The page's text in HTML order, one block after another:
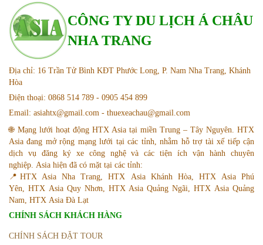
CÔNG TY DU LỊCH Á CHÂU
NHA TRANG
Địa chỉ: 16 Trần Tử Bình KĐT Phước Long, P. Nam Nha Trang, Khánh
Hòa
Điện thoại: 0868 514 789 - 0905 454 899
Email: asiahtx@gmail.com - thuexeachau@gmail.com
🌐 Mạng lưới hoạt động HTX Asia tại miền Trung – Tây Nguyên. HTX
Asia đang mở rộng mạng lưới tại các tỉnh, nhằm hỗ trợ tài xế tiếp cận
dịch vụ đăng ký xe công nghệ và các tiện ích vận hành chuyên
nghiệp. Asia hiện đã có mặt tại các tỉnh:
📍HTX Asia Nha Trang, HTX Asia Khánh Hòa, HTX Asia Phú
Yên, HTX Asia Quy Nhơn, HTX Asia Quảng Ngãi, HTX Asia Quảng
Nam, HTX Asia Đà Lạt
CHÍNH SÁCH KHÁCH HÀNG
CHÍNH SÁCH ĐẶT TOUR